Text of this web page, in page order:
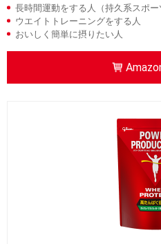
長時間運動をする人（持久系スポー
ウエイトトレーニングをする人
おいしく簡単に摂りたい人